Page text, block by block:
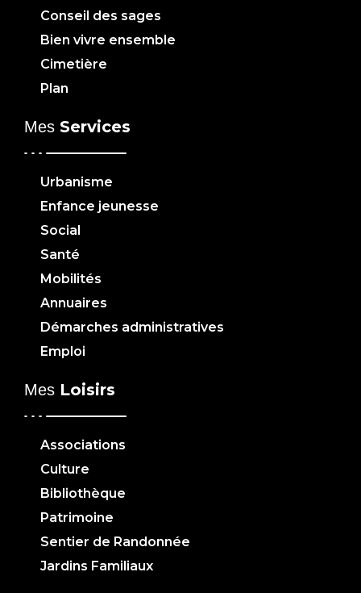
Conseil des sages
Bien vivre ensemble
Cimetière
Plan
Mes Services
Urbanisme
Enfance jeunesse
Social
Santé
Mobilités
Annuaires
Démarches administratives
Emploi
Mes Loisirs
Associations
Culture
Bibliothèque
Patrimoine
Sentier de Randonnée
Jardins Familiaux